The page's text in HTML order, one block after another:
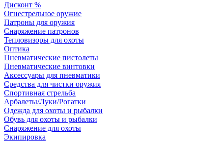
Дисконт %
Огнестрельное оружие
Патроны для оружия
Снаряжение патронов
Тепловизоры для охоты
Оптика
Пневматические пистолеты
Пневматические винтовки
Аксессуары для пневматики
Средства для чистки оружия
Спортивная стрельба
Арбалеты/Луки/Рогатки
Одежда для охоты и рыбалки
Обувь для охоты и рыбалки
Снаряжение для охоты
Экипировка